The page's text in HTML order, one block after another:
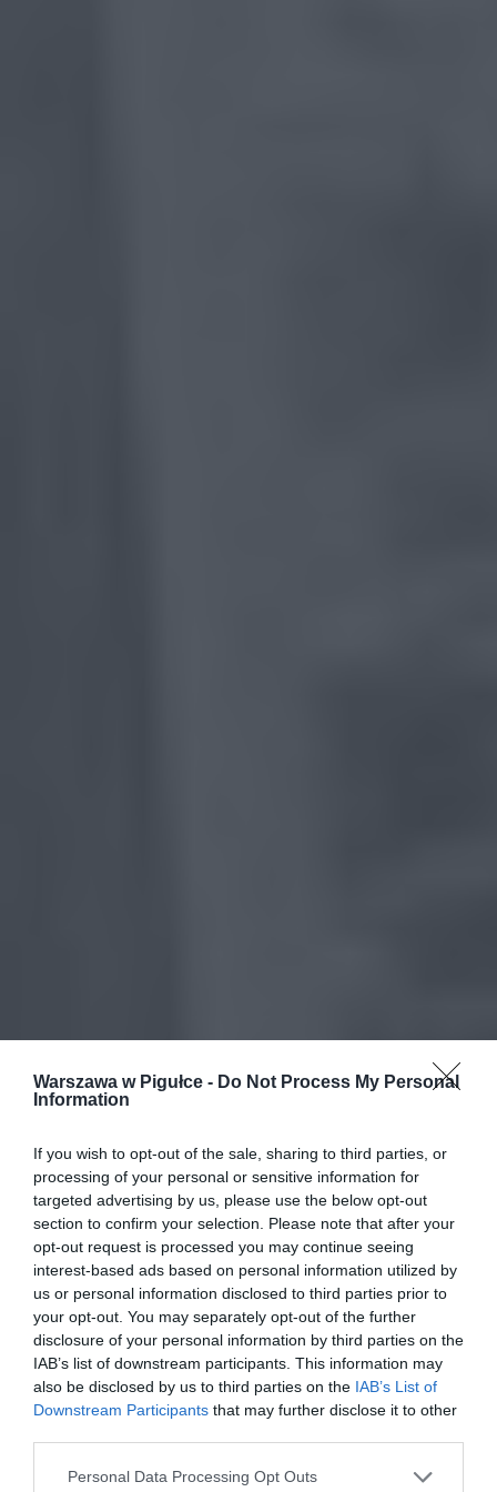
Warszawa w Pigułce - Do Not Process My Personal
Information
If you wish to opt-out of the sale, sharing to third parties, or
processing of your personal or sensitive information for
targeted advertising by us, please use the below opt-out
section to confirm your selection. Please note that after your
opt-out request is processed you may continue seeing
interest-based ads based on personal information utilized by
us or personal information disclosed to third parties prior to
your opt-out. You may separately opt-out of the further
disclosure of your personal information by third parties on the
IAB’s list of downstream participants. This information may
also be disclosed by us to third parties on the IAB’s List of
Downstream Participants that may further disclose it to other
Personal Data Processing Opt Outs